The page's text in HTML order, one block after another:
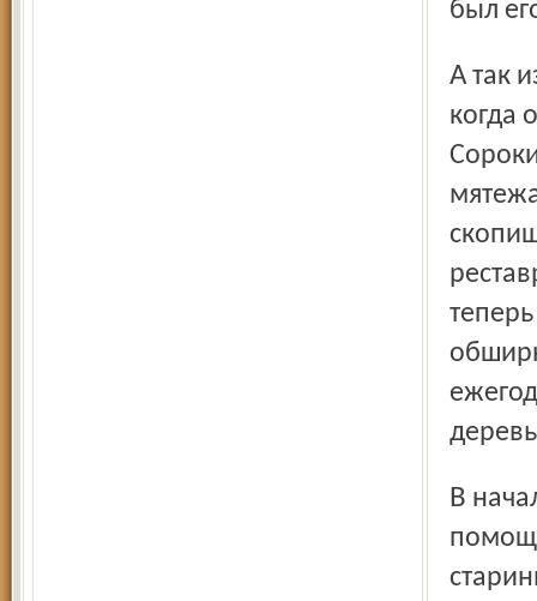
был
А так известен лишь более поздний этап истории дома,
когда
В начале нашего века дуб опять нуждался в срочной